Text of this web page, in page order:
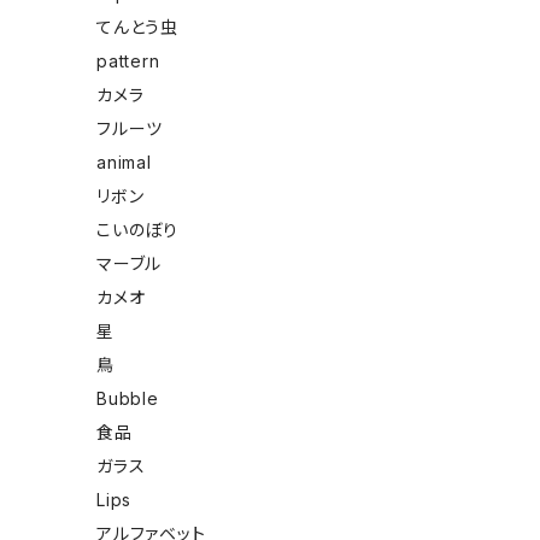
てんとう虫
pattern
カメラ
フルーツ
animal
リボン
こいのぼり
マーブル
カメオ
星
鳥
Bubble
食品
ガラス
Lips
アルファベット